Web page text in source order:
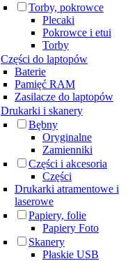
Torby, pokrowce
Plecaki
Pokrowce i etui
Torby
Części do laptopów
Baterie
Pamięć RAM
Zasilacze do laptopów
Drukarki i skanery
Bębny
Oryginalne
Zamienniki
Części i akcesoria
Części
Drukarki atramentowe i
laserowe
Papiery, folie
Papiery Foto
Skanery
Płaskie USB